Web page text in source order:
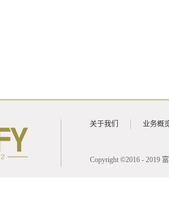
关于我们 业务概
Copyright ©2016 - 2019